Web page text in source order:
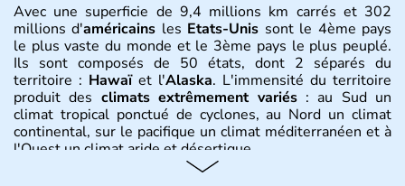
Avec une superficie de 9,4 millions km carrés et 302
millions d'américains les Etats-Unis sont le 4ème pays
le plus vaste du monde et le 3ème pays le plus peuplé.
Ils sont composés de 50 états, dont 2 séparés du
territoire : Hawaïet l'Alaska. L'immensité du territoire
produit des climats extrêmement variés: au Sud un
climat tropical ponctué de cyclones, au Nord un climat
continental, sur le pacifique un climat méditerranéen et à
l'Ouest un climat aride et désertique.